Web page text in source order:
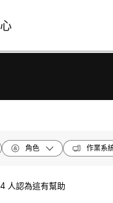
角色 作業系
4 人認為這有幫助